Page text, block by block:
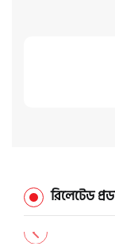
রিলেটেড